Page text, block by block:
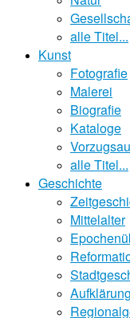
alle Titel...
Kunst
Fotografie
Malerei
Biografie
Kataloge
alle Titel...
Geschichte
Mittelalter
Aufklärung